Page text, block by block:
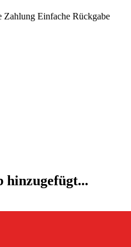
Zahlung Einfache Rückgabe